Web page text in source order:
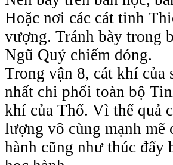
Hoặc nơi các cát tinh
vượng. Tránh bày trong
Ngũ Quỷ chiếm đóng.
Trong vận 8, cát khí của
nhất chi phối toàn bộ
khí của Thổ. Vì thế quả
lượng vô cùng mạnh mẽ
hành cũng như thúc đẩy